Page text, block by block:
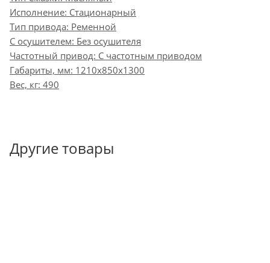
Исполнение: Стационарный
Тип привода: Ременной
С осушителем: Без осушителя
Частотный привод: С частотным приводом
Габариты, мм: 1210x850x1300
Вес, кг: 490
Другие товары